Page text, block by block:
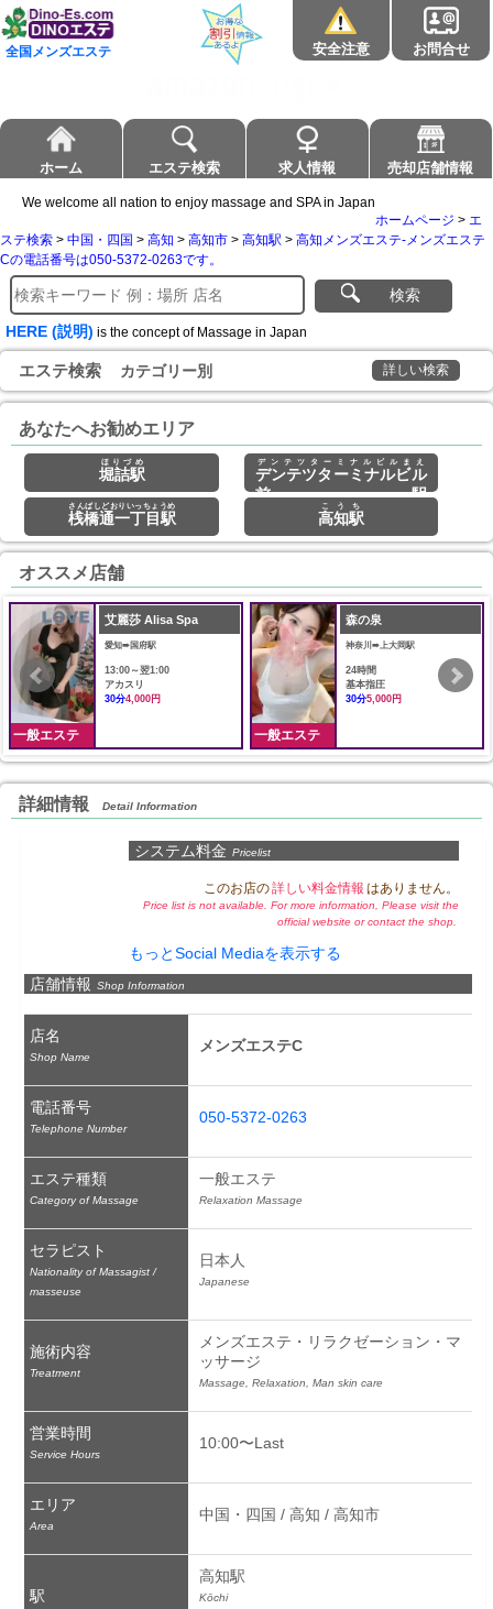
全国メンズエステ 安全注意 お問合せ
ホーム エステ検索 求人情報 売却店舗情報
We welcome all nation to enjoy massage and SPA in Japan
ホームページ > エ
ステ検索 > 中国・四国 > 高知 > 高知市 > 高知駅 > 高知メンズエステ-メンズエステ
Cの電話番号は050-5372-0263です。
検索
HERE (説明) is the concept of Massage in Japan
エステ検索 カテゴリー別 詳しい検索
あなたへお勧めエリア
堀詰駅
ほりづめ
デンテツターミナルビル
前駅
デンテツターミナルビルまえ
桟橋通一丁目駅
さんばしどおりいっちょうめ
高知駅
こうち
オススメ店舗
一般エステ
艾麗莎 Alisa Spa
愛知➠国府駅
13:00～翌1:00
アカスリ
30分4,000円
一般エステ
森の泉
神奈川➠上大岡駅
24時間
基本指圧
30分5,000円
詳細情報 Detail Information
システム料金 Pricelist
このお店の詳しい料金情報 はありません。
Price list is not available. For more information, Please visit the
official website or contact the shop.
もっとSocial Mediaを表示する
店舗情報 Shop Information
店名
Shop Name
メンズエステC
電話番号
Telephone Number
050-5372-0263
エステ種類
Category of Massage
一般エステ
Relaxation Massage
セラピスト
Nationality of Massagist /
masseuse
日本人
Japanese
施術内容
Treatment
メンズエステ・リラクゼーション・マ
ッサージ
Massage, Relaxation, Man skin care
営業時間
Service Hours
10:00〜Last
エリア
Area
中国・四国 / 高知 / 高知市
駅
高知駅
Kōchi